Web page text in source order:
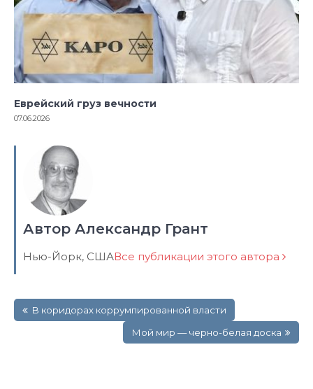
Еврейский груз вечности
07.06.2026
Автор Александр Грант
Нью-Йорк, СШАВсе публикации этого автора
по В коридорах коррумпированной власти
Мой мир — черно-белая доска